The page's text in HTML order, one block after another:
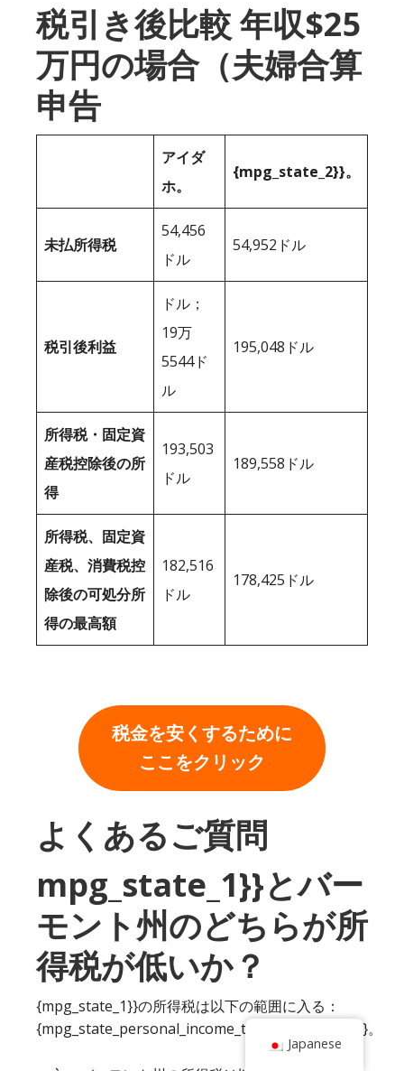
税引き後比較 年収$25
万円の場合（夫婦合算
申告
アイダ
ホ。
{mpg_state_2}}。
未払所得税
54,456
ドル
54,952ドル
税引後利益
ドル；
19万
5544ド
ル
195,048ドル
所得税・固定資
産税控除後の所
得
193,503
ドル
189,558ドル
所得税、固定資
産税、消費税控
除後の可処分所
得の最高額
182,516
ドル
178,425ドル
税金を安くするために
ここをクリック
よくあるご質問
mpg_state_1}}とバー
モント州のどちらが所
得税が低いか？
{mpg_state_1}}の所得税は以下の範囲に入る：
{mpg_state_personal_income_tax_rate_range_1}}。
Japanese